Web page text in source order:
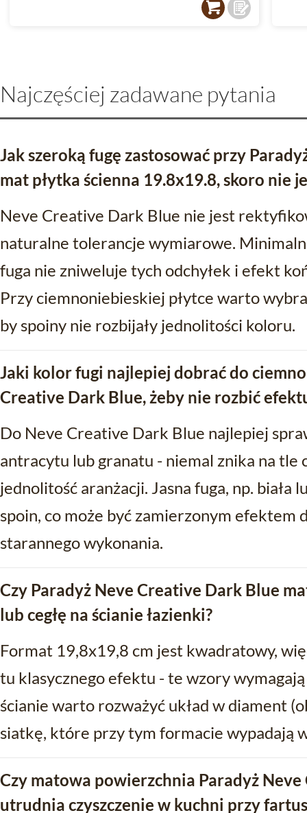
Najczęściej zadawane pytania
Jak szeroką fugę zastosować przy
mat płytka ścienna 19.8x19.8, skoro nie
Neve Creative Dark Blue nie jest
naturalne tolerancje wymiarowe.
fuga nie zniweluje tych odchyłek i efekt
Przy ciemnoniebieskiej płytce warto
by spoiny nie rozbijały jednolitości koloru.
Jaki kolor fugi najlepiej dobrać do
Creative Dark Blue, żeby nie rozbić
Do Neve Creative Dark Blue najlepiej
antracytu lub granatu - niemal znika na tle
jednolitość aranżacji. Jasna fuga, np. biała
spoin, co może być zamierzonym efektem
starannego wykonania.
Czy Paradyż Neve Creative Dark Blue
lub cegłę na ścianie łazienki?
Format 19,8x19,8 cm jest kwadratowy,
tu klasycznego efektu - te wzory
ścianie warto rozważyć układ w diament
siatkę, które przy tym formacie wypadają
Czy matowa powierzchnia Paradyż
utrudnia czyszczenie w kuchni przy